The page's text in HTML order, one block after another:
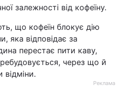
залежності від кофеїну.
що кофеїн блокує дію
яка відповідає за
перестає пити каву,
через що й
Реклама